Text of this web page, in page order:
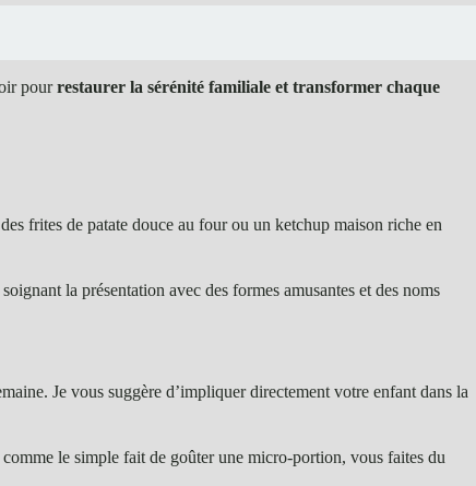
pourrestaurer la sérénité familiale et transformer chaque
frites de patate douce au four ou un ketchup maison riche en
la présentation avec des formes amusantes et des noms
Je vous suggère d’impliquer directement votre enfant dans la
le simple fait de goûter une micro-portion, vous faites du